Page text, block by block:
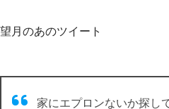
望月のあのツイート
家にエプロンないか探し